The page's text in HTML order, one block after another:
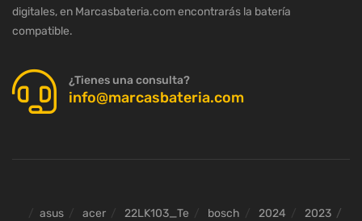
digitales, en Marcasbateria.com encontrarás la batería
compatible.
¿Tienes una consulta?
info@marcasbateria.com
asus acer 22LK103_Te bosch 2024
2023